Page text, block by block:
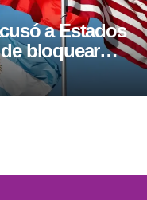
a Estados
bloquear
con Argentina
tensión